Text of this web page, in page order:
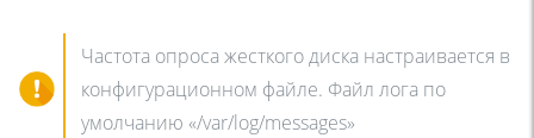
Частота опроса жесткого диска настраивается в
конфигурационном файле. Файл лога по
умолчанию «/var/log/messages»